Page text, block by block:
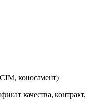
коносамент)
качества, контракт,